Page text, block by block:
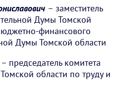
– заместитель
Думы Томской
финансового
Думы Томской области
– председатель комитета
области по труду и